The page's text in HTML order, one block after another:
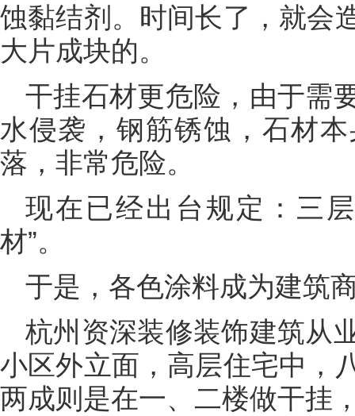
蚀黏结剂。时间长了，就会
大片成块的。
干挂石材更危险，由于需
水侵袭，钢筋锈蚀，石材
落，非常危险。
现在已经出台规定：三
材”。
于是，各色涂料成为建筑
杭州资深装修装饰建筑从
小区外立面，高层住宅中，
两成则是在一、二楼做干挂